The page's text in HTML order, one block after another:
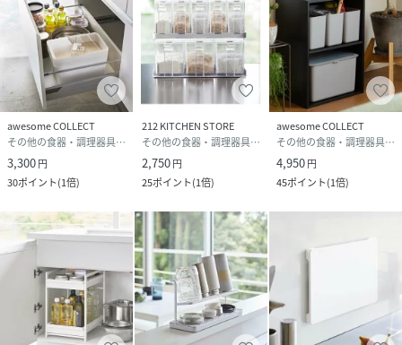
awesome COLLECT
その他の食器・調理器具・キッチン用品
3,300円
30ポイント(1倍)
212 KITCHEN STORE
その他の食器・調理器具・キッチン用品
2,750円
25ポイント(1倍)
awesome COLLECT
その他の食器・調理器具・キッチン用品
4,950円
45ポイント(1倍)